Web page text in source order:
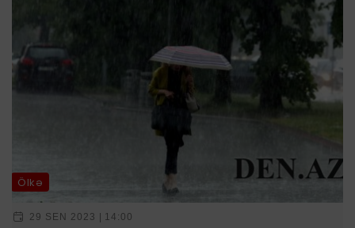
Ölkə
29 SEN 2023 | 14:00